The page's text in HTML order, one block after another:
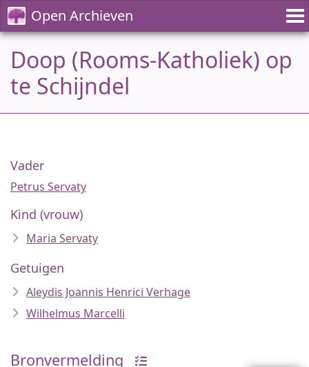
Open Archieven
Doop (Rooms-Katholiek) op
te Schijndel
Vader
Petrus Servaty
Kind (vrouw)
Maria Servaty
Getuigen
Aleydis Joannis Henrici Verhage
Wilhelmus Marcelli
Bronvermelding